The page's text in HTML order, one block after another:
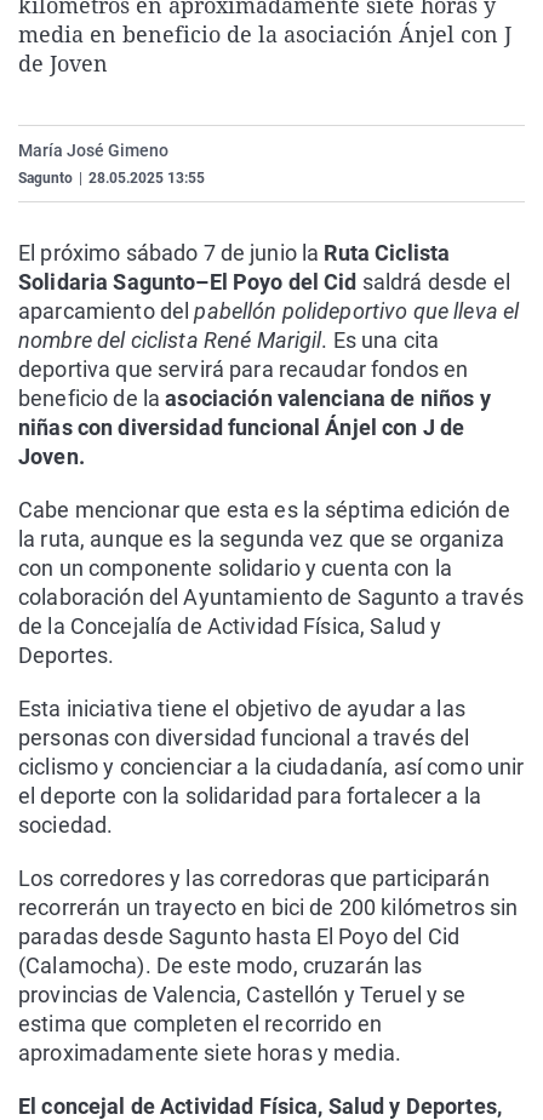
La rosa de los vientos
Caso
Extremadura
Virales
media en beneficio de la asociación Ánjel con J
de Joven
María José Gimeno
Sagunto 28.05.2025 13:55
El próximo sábado 7 de junio la Ruta Ciclista
Solidaria Sagunto–El Poyo del Cid saldrá desde el
aparcamiento del pabellón polideportivo que lleva el
nombre del ciclista René Marigil. Es una cita
deportiva que servirá para recaudar fondos en
beneficio de laasociación valenciana de niños y
niñas con diversidad funcional Ánjel con J de
Joven.
Cabe mencionar que esta es la séptima edición de
la ruta, aunque es la segunda vez que se organiza
con un componente solidario y cuenta con la
colaboración del Ayuntamiento de Sagunto a través
de la Concejalía de Actividad Física, Salud y
Deportes.
Esta iniciativa tiene el objetivo de ayudar a las
personas con diversidad funcional a través del
ciclismo y concienciar a la ciudadanía, así como unir
el deporte con la solidaridad para fortalecer a la
sociedad.
Los corredores y las corredoras que participarán
recorrerán un trayecto en bici de 200 kilómetros sin
paradas desde Sagunto hasta El Poyo del Cid
(Calamocha). De este modo, cruzarán las
provincias de Valencia, Castellón y Teruel y se
estima que completen el recorrido en
aproximadamente siete horas y media.
El concejal de Actividad Física, Salud y Deportes,